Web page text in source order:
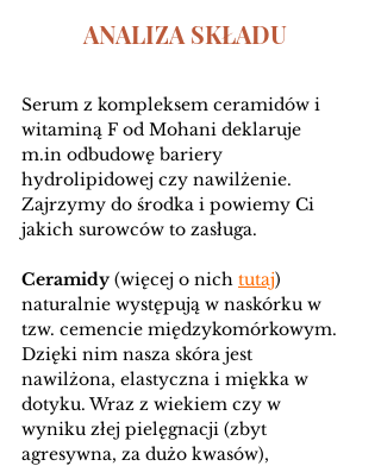
ANALIZA SKŁADU
Serum z kompleksem ceramidów i
witaminą F od Mohani deklaruje
m.in odbudowę bariery
hydrolipidowej czy nawilżenie.
Zajrzymy do środka i powiemy Ci
jakich surowców to zasługa.
Ceramidy (więcej o nich tutaj)
naturalnie występują w naskórku w
tzw. cemencie międzykomórkowym.
Dzięki nim nasza skóra jest
nawilżona, elastyczna i miękka w
dotyku. Wraz z wiekiem czy w
wyniku złej pielęgnacji (zbyt
agresywna, za dużo kwasów),